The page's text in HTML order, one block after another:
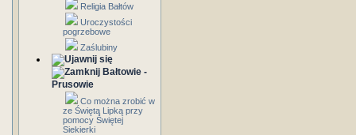
Religia Bałtów
Uroczystości
pogrzebowe
Zaślubiny
Bałtowie -
Prusowie
Co można zrobić w
ze Świętą Lipką przy
pomocy Świętej
Siekierki